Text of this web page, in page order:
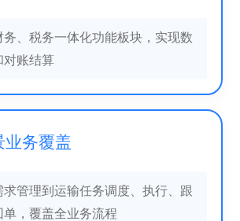
务、税务一体化功能板块，实现数
对账结算
业务覆盖
求管理到运输任务调度、执行、跟
单，覆盖全业务流程